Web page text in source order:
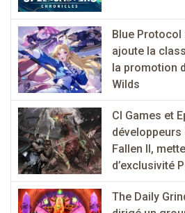
Blue Protocol
ajoute la
la promotion
Wilds
CI Games et
Fallen II,
d’exclusivité
The Daily